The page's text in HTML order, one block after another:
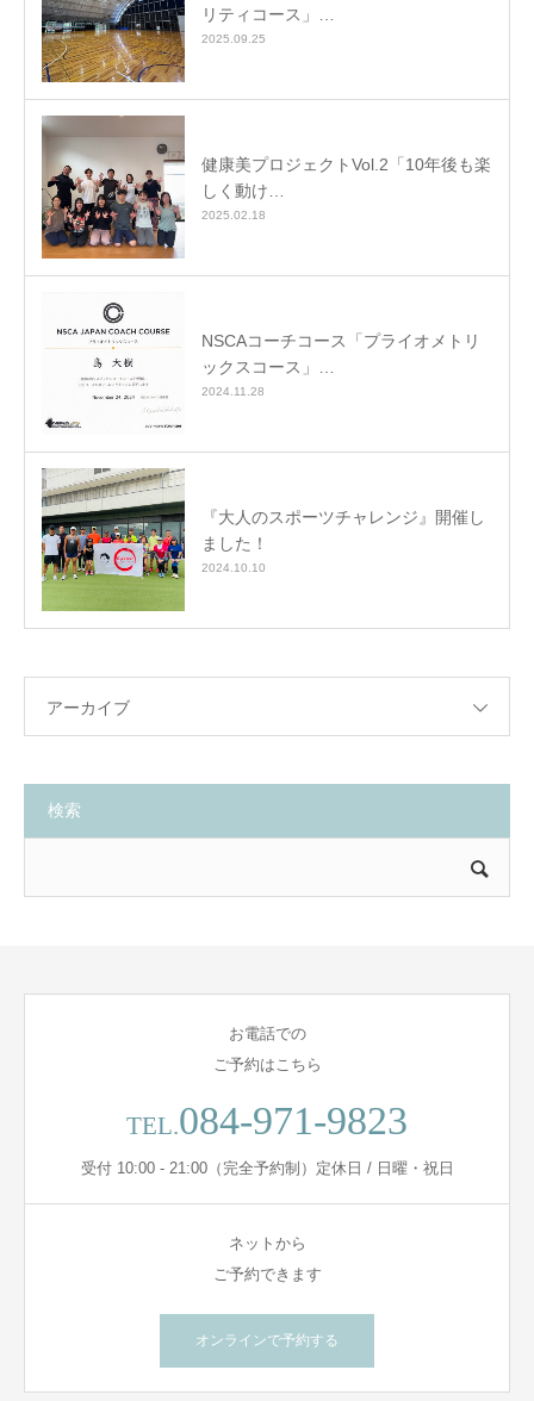
リティコース」…
2025.09.25
健康美プロジェクトVol.2「10年後も楽
しく動け…
2025.02.18
NSCAコーチコース「プライオメトリ
ックスコース」…
2024.11.28
『大人のスポーツチャレンジ』開催し
ました！
2024.10.10
アーカイブ
検索
お電話での
ご予約はこちら
TEL.084-971-9823
受付 10:00 - 21:00（完全予約制）定休日 / 日曜・祝日
ネットから
ご予約できます
オンラインで予約する